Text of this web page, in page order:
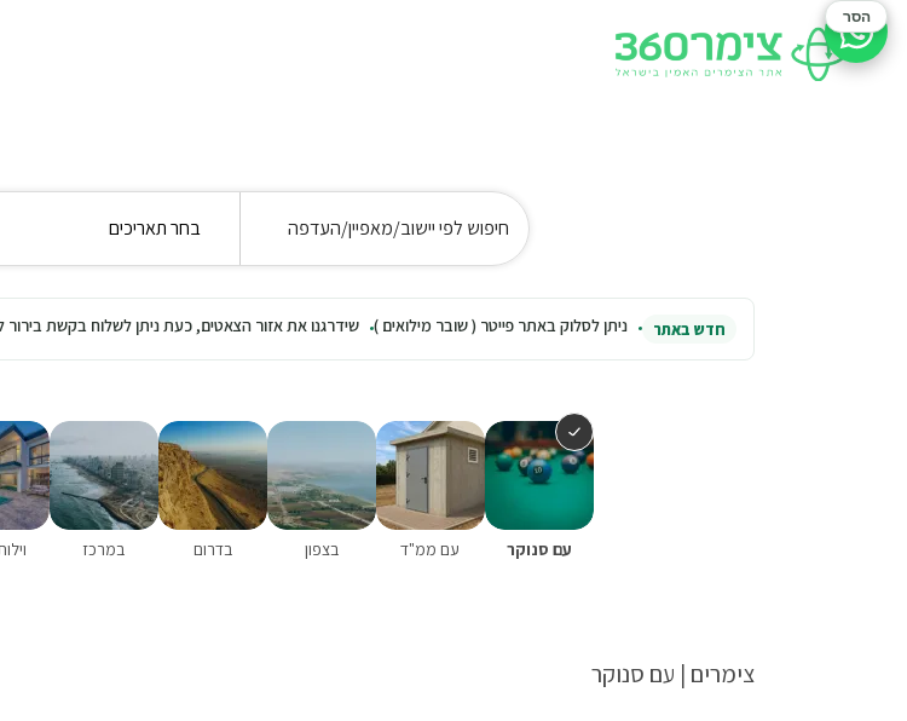
חיפוש לפי יישוב/מאפיין/העדפה בחר תאריכים
חדש באתר ניתן לסלוק באתר פייטר ( שובר מילואים ) שידרגנו את אזור הצאטים, כעת ניתן לשלוח בקשת
עם סנוקר עם ממ"ד בצפון בדרום במרכז
צימרים | עם סנוקר
סיוע בהזמנה
הסר